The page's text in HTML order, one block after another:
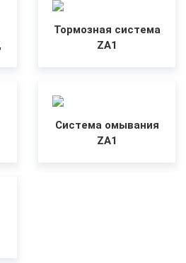
Тормозная система
ZA1
Система омывания
ZA1